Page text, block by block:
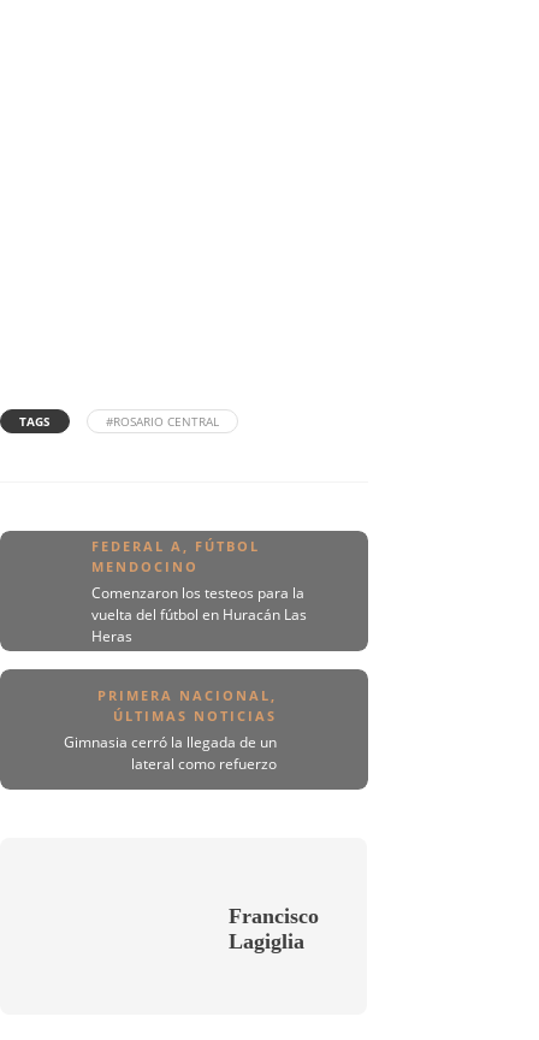
TAGS #ROSARIO CENTRAL
FEDERAL A , FÚTBOL
MENDOCINO
Comenzaron los testeos para la
vuelta del fútbol en Huracán Las
Heras
PRIMERA NACIONAL ,
ÚLTIMAS NOTICIAS
Gimnasia cerró la llegada de un
lateral como refuerzo
Francisco
Lagiglia